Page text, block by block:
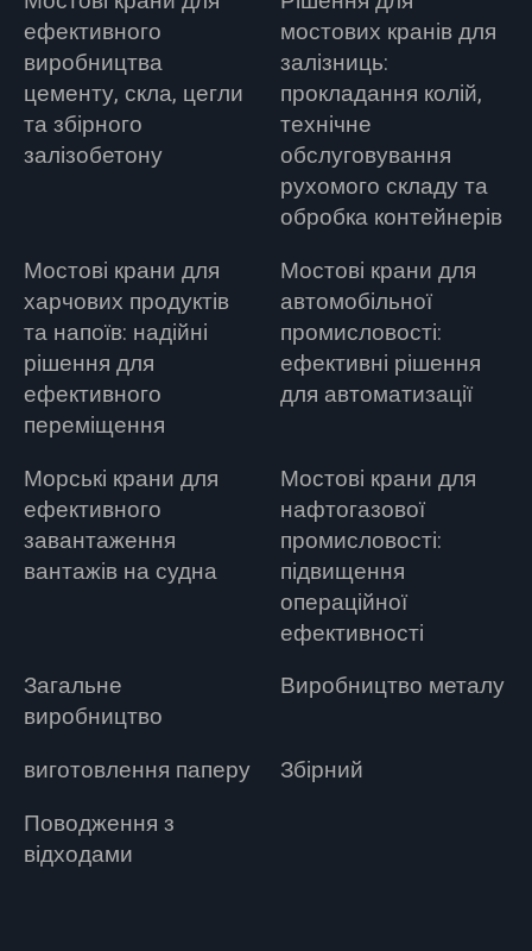
ефективного
виробництва
цементу, скла, цегли
та збірного
залізобетону
мостових кранів для
залізниць:
прокладання колій,
технічне
обслуговування
рухомого складу та
обробка контейнерів
Мостові крани для
харчових продуктів
та напоїв: надійні
рішення для
ефективного
переміщення
Мостові крани для
автомобільної
промисловості:
ефективні рішення
для автоматизації
Морські крани для
ефективного
завантаження
вантажів на судна
Мостові крани для
нафтогазової
промисловості:
підвищення
операційної
ефективності
Загальне
виробництво
Виробництво металу
виготовлення паперу
Збірний
Поводження з
відходами